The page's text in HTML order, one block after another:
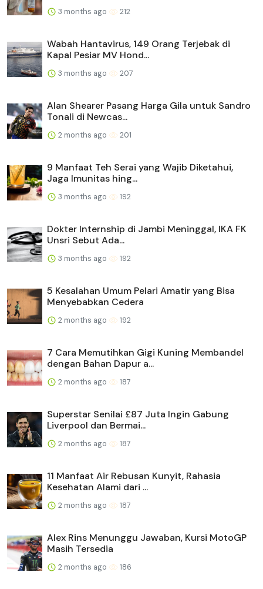
3 months ago 212
Wabah Hantavirus, 149 Orang Terjebak di
Kapal Pesiar MV Hond...
3 months ago 207
Alan Shearer Pasang Harga Gila untuk Sandro
Tonali di Newcas...
2 months ago 201
9 Manfaat Teh Serai yang Wajib Diketahui,
Jaga Imunitas hing...
3 months ago 192
Dokter Internship di Jambi Meninggal, IKA FK
Unsri Sebut Ada...
3 months ago 192
5 Kesalahan Umum Pelari Amatir yang Bisa
Menyebabkan Cedera
2 months ago 192
7 Cara Memutihkan Gigi Kuning Membandel
dengan Bahan Dapur a...
2 months ago 187
Superstar Senilai £87 Juta Ingin Gabung
Liverpool dan Bermai...
2 months ago 187
11 Manfaat Air Rebusan Kunyit, Rahasia
Kesehatan Alami dari ...
2 months ago 187
Alex Rins Menunggu Jawaban, Kursi MotoGP
Masih Tersedia
2 months ago 186